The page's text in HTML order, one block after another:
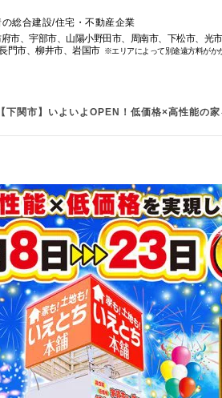
総合建設/住宅・不動産企業
市、宇部市、山陽小野田市、周南市、下松市、光市
門市、柳井市、岩国市 ※エリアによって別途遠方料がか
【下関市】いよいよOPEN！低価格×高性能の